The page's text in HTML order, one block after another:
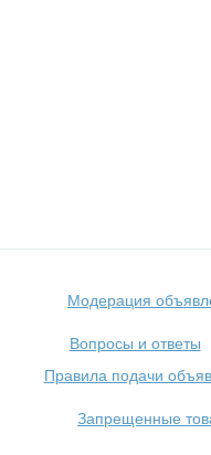
Модерация
Вопросы и ответы
Правила подачи
Запрещенные